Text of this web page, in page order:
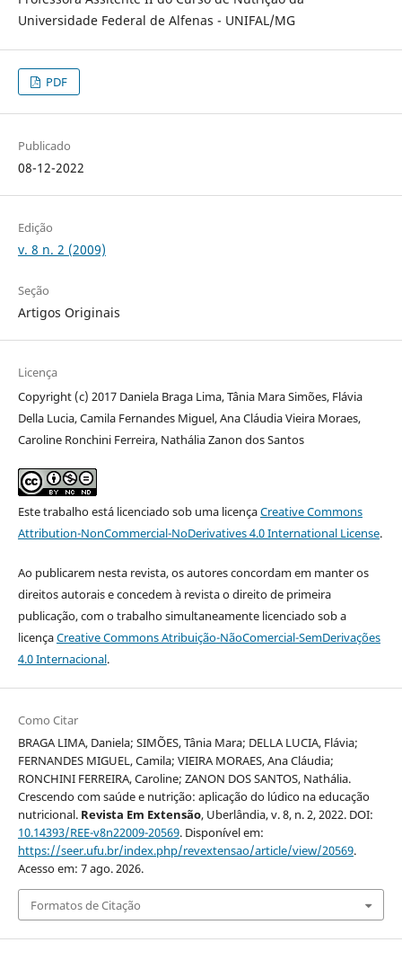
Universidade Federal de Alfenas - UNIFAL/MG
PDF
Publicado
08-12-2022
Edição
v. 8 n. 2 (2009)
Seção
Artigos Originais
Licença
Copyright (c) 2017 Daniela Braga Lima, Tânia Mara Simões, Flávia
Della Lucia, Camila Fernandes Miguel, Ana Cláudia Vieira Moraes,
Caroline Ronchini Ferreira, Nathália Zanon dos Santos
Este trabalho está licenciado sob uma licençaCreative Commons
Attribution-NonCommercial-NoDerivatives 4.0 International License.
Ao publicarem nesta revista, os autores concordam em manter os
direitos autorais e concedem à revista o direito de primeira
publicação, com o trabalho simultaneamente licenciado sob a
licençaCreative Commons Atribuição-NãoComercial-SemDerivações
4.0 Internacional.
Como Citar
BRAGA LIMA, Daniela; SIMÕES, Tânia Mara; DELLA LUCIA, Flávia;
FERNANDES MIGUEL, Camila; VIEIRA MORAES, Ana Cláudia;
RONCHINI FERREIRA, Caroline; ZANON DOS SANTOS, Nathália.
Crescendo com saúde e nutrição: aplicação do lúdico na educação
nutricional. Revista Em Extensão, Uberlândia, v. 8, n. 2, 2022. DOI:
10.14393/REE-v8n22009-20569. Disponível em:
https://seer.ufu.br/index.php/revextensao/article/view/20569.
Acesso em: 7 ago. 2026.
Formatos de Citação